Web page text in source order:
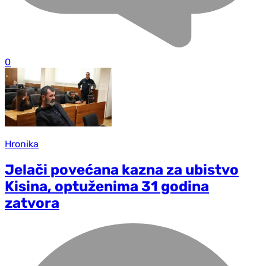
0
Hronika
Jelači povećana kazna za ubistvo
Kisina, optuženima 31 godina
zatvora